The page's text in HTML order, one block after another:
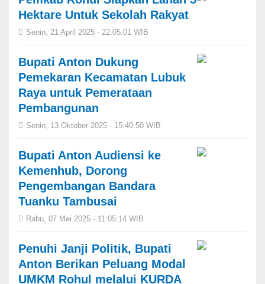
Hektare Untuk Sekolah Rakyat
Senin, 21 April 2025 - 22:05:01 WIB
Bupati Anton Dukung
Pemekaran Kecamatan Lubuk
Raya untuk Pemerataan
Pembangunan
Senin, 13 Oktober 2025 - 15:40:50 WIB
Bupati Anton Audiensi ke
Kemenhub, Dorong
Pengembangan Bandara
Tuanku Tambusai
Rabu, 07 Mei 2025 - 11:05:14 WIB
Penuhi Janji Politik, Bupati
Anton Berikan Peluang Modal
UMKM Rohul melalui KURDA